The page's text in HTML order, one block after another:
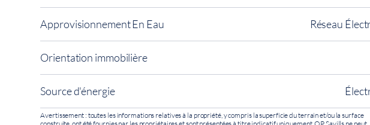
Approvisionnement En Eau Réseau
Orientation immobilière
Source d'énergie
Avertissement : toutes les informations relatives à la propriété, y compris la superficie du terrain et/ou la surface